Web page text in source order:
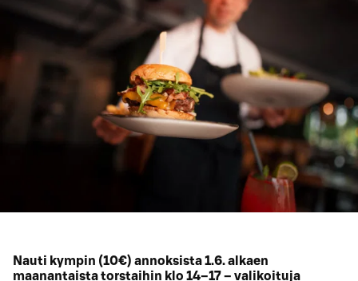
Nauti kympin (10€) annoksista 1.6. alkaen
maanantaista torstaihin klo 14–17 – valikoituja